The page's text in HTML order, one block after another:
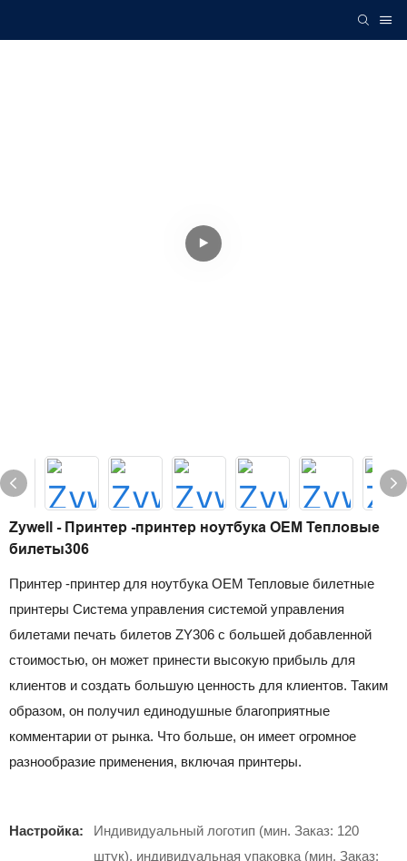
Zywell - Принтер -принтер ноутбука OEM Тепловые
билеты306
Принтер -принтер для ноутбука OEM Тепловые билетные
принтеры Система управления системой управления
билетами печать билетов ZY306 с большей добавленной
стоимостью, он может принести высокую прибыль для
клиентов и создать большую ценность для клиентов. Таким
образом, он получил единодушные благоприятные
комментарии от рынка. Что больше, он имеет огромное
разнообразие применения, включая принтеры.
Настройка:
Индивидуальный логотип (мин. Заказ: 120
штук), индивидуальная упаковка (мин. Заказ: